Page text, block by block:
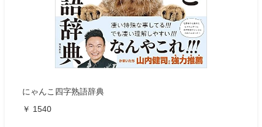
にゃんこ四字熟語辞典
￥ 1540